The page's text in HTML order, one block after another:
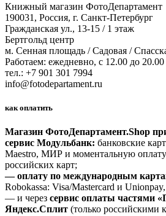
Книжный магазин ФотоДепартамент
190031, Россия, г. Санкт-Петербург
Гражданская ул., 13-15 / 1 этаж
Бертгольд центр
м. Сенная площадь / Садовая /
Работаем: ежедневно, с 12.00 до 20.00
тел.: +7 901 301 7994
info@fotodepartament.ru
как оплатить
Магазин ФотоДепартамент.Shop
сервис Модульбанк: банковские
Maestro, МИР и моментальную
российских карт;
— оплату по международным
Robokassa: Visa/Mastercard и Unionpay,
— и через сервис оплаты частями
Яндекс.Сплит (только российскими